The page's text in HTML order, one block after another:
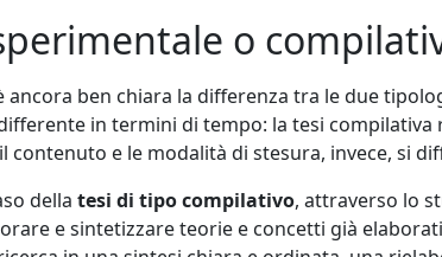
o
ancora ben chiara la differenza tra le due
in termini di tempo: la tesi compilativa
contenuto e le modalità di stesura, invece, si
della tesi di tipo compilativo, attraverso lo
e sintetizzare teorie e concetti già